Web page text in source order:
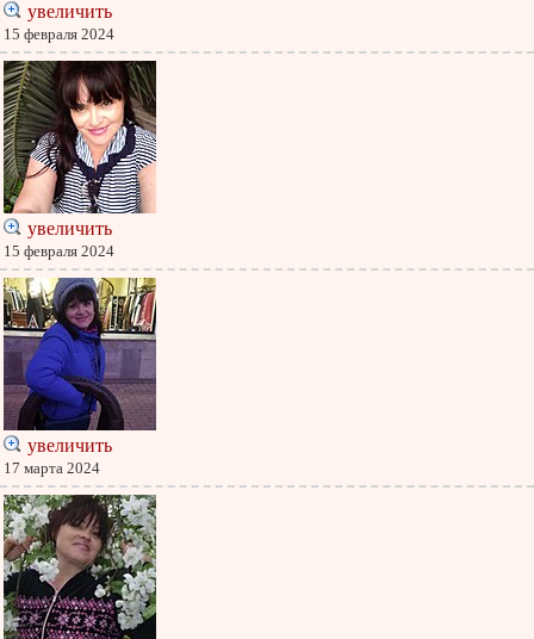
увеличить
15 февраля 2024
увеличить
15 февраля 2024
увеличить
17 марта 2024